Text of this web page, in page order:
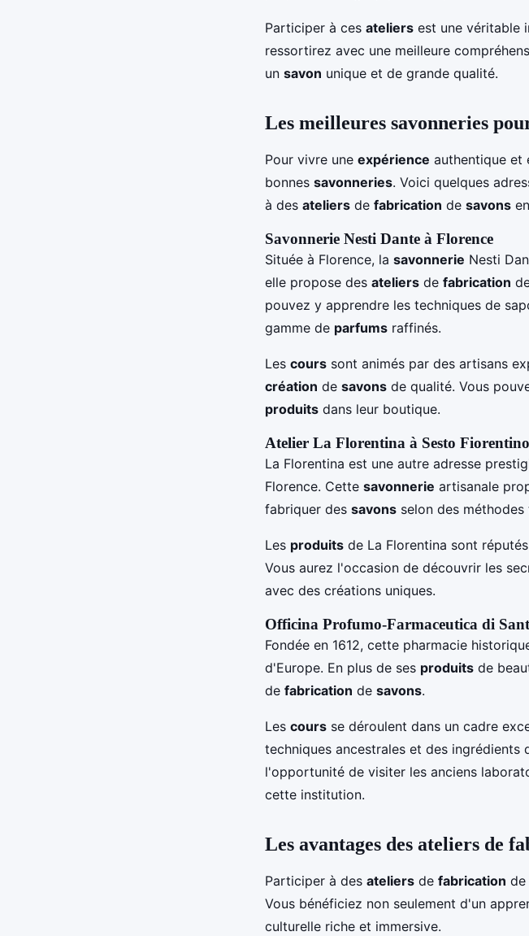
Participer à ces ateliers est une véritable
ressortirez avec une meilleure
un savon unique et de grande qualité.
Les meilleures savonneries
Pour vivre une expérience authentique et
bonnes savonneries. Voici quelques
à des ateliers de fabrication de savons
Savonnerie Nesti Dante à Florence
Située à Florence, la savonnerie Nesti
elle propose des ateliers de fabrication
pouvez y apprendre les techniques de
gamme de parfums raffinés.
Les cours sont animés par des artisans
création de savons de qualité. Vous
produits dans leur boutique.
Atelier La Florentina à Sesto Fiorentino
La Florentina est une autre adresse
Florence. Cette savonnerie artisanale
fabriquer des savons selon des
Les produits de La Florentina sont
Vous aurez l'occasion de découvrir les
avec des créations uniques.
Officina Profumo-Farmaceutica di
Fondée en 1612, cette pharmacie
d'Europe. En plus de ses produits de
de fabrication de savons.
Les cours se déroulent dans un cadre
techniques ancestrales et des ingrédients
l'opportunité de visiter les anciens
cette institution.
Les avantages des ateliers de
Participer à des ateliers de fabrication de
Vous bénéficiez non seulement d'un
culturelle riche et immersive.